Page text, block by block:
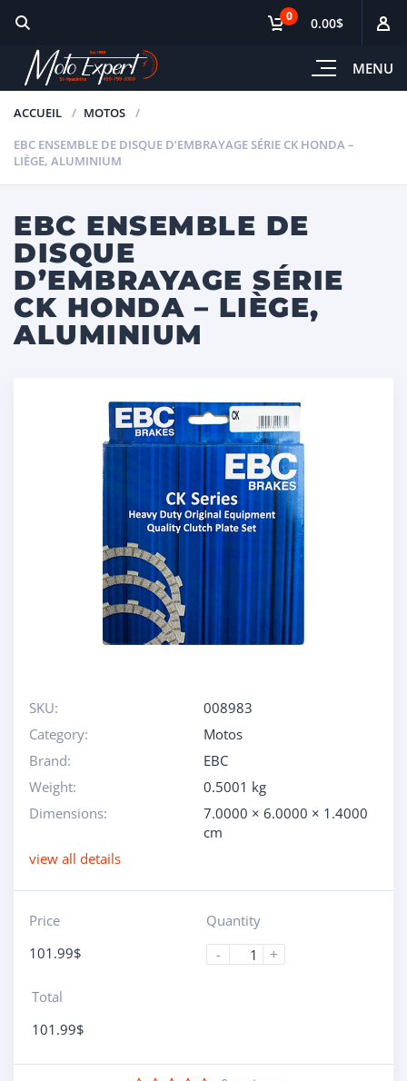
MENU
0 0.00$
ACCUEIL
MOTOS
EBC ENSEMBLE DE DISQUE D’EMBRAYAGE SÉRIE CK HONDA –
LIÈGE, ALUMINIUM
EBC ENSEMBLE DE
DISQUE
D’EMBRAYAGE SÉRIE
CK HONDA – LIÈGE,
ALUMINIUM
SKU:
008983
Category:
Motos
Brand:
EBC
Weight:
0.5001 kg
Dimensions:
7.0000 × 6.0000 × 1.4000
cm
view all details
Price
101.99$
Quantity
-
+
Total
101.99$